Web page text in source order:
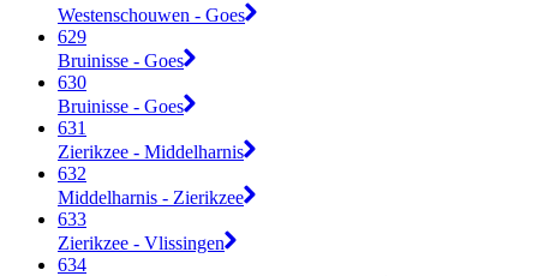
Westenschouwen - Goes
629
Bruinisse - Goes
630
Bruinisse - Goes
631
Zierikzee - Middelharnis
632
Middelharnis - Zierikzee
633
Zierikzee - Vlissingen
634